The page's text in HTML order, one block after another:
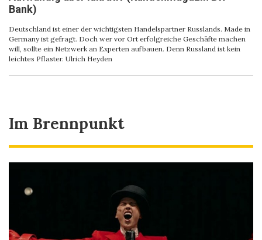
Bank)
Deutschland ist einer der wichtigsten Handelspartner Russlands. Made in
Germany ist gefragt. Doch wer vor Ort erfolgreiche Geschäfte machen
will, sollte ein Netzwerk an Experten aufbauen. Denn Russland ist kein
leichtes Pflaster. Ulrich Heyden
Im Brennpunkt